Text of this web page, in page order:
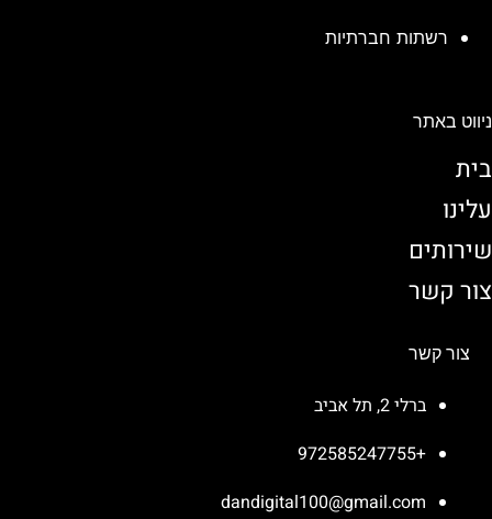
רשתות חברתיות
ניווט באתר
בית
עלינו
שירותים
צור קשר
צור קשר
ברלי 2, תל אביב
+972585247755
dandigital100@gmail.com